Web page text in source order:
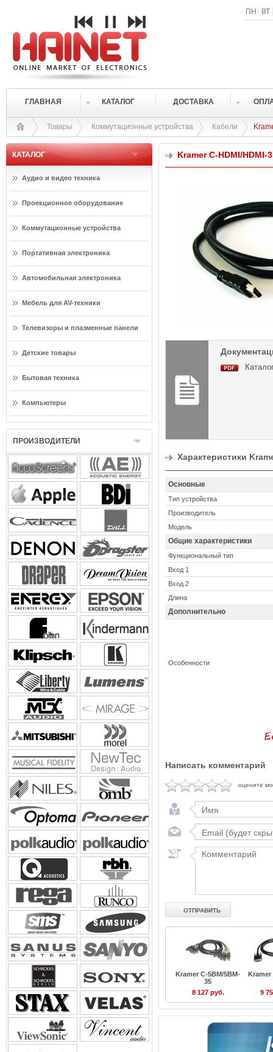
ПН ВТ
ГЛАВНАЯ КАТАЛОГ ДОСТАВКА
Товары Коммутационные устройства Кабели
КАТАЛОГ
Аудио и видео техника
Проекционное оборудование
Коммутационные устройства
Портативная электроника
Автомобильная электроника
Мебель для AV-техники
Телевизоры и плазменные панели
Детские товары
Бытовая техника
Компьютеры
ПРОИЗВОДИТЕЛИ
Kramer C-HDMI/HDMI-
Характеристики
Основные
Тип устройства
Производитель
Модель
Общие характеристики
Функциональный тип
Вход 1
Вход 2
Длина
Дополнительно
Особенности
Написать комментарий
оцените
Kramer C-5BM/5BM-
35
8 127 руб.
Kramer
9